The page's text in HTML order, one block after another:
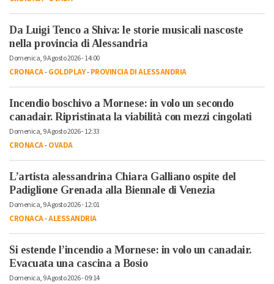
Da Luigi Tenco a Shiva: le storie musicali nascoste
nella provincia di Alessandria
Domenica, 9 Agosto 2026 - 14:00
CRONACA-GOLDPLAY-PROVINCIA DI ALESSANDRIA
Incendio boschivo a Mornese: in volo un secondo
canadair. Ripristinata la viabilità con mezzi cingolati
Domenica, 9 Agosto 2026 - 12:33
CRONACA-OVADA
L’artista alessandrina Chiara Galliano ospite del
Padiglione Grenada alla Biennale di Venezia
Domenica, 9 Agosto 2026 - 12:01
CRONACA-ALESSANDRIA
Si estende l’incendio a Mornese: in volo un canadair.
Evacuata una cascina a Bosio
Domenica, 9 Agosto 2026 - 09:14